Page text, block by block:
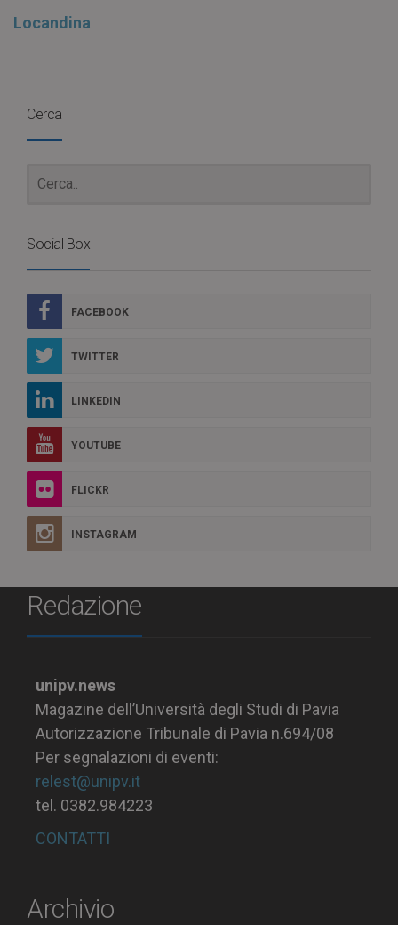
Locandina
Cerca
Social Box
FACEBOOK
TWITTER
LINKEDIN
YOUTUBE
FLICKR
INSTAGRAM
Redazione
unipv.news
Magazine dell’Università degli Studi di Pavia
Autorizzazione Tribunale di Pavia n.694/08
Per segnalazioni di eventi:
relest@unipv.it
tel. 0382.984223
CONTATTI
Archivio